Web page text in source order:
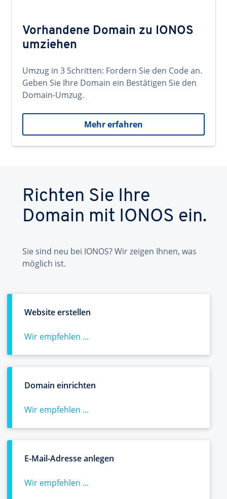
Vorhandene Domain zu IONOS
umziehen
Umzug in 3 Schritten: Fordern Sie den Code an.
Geben Sie Ihre Domain ein Bestätigen Sie den
Domain-Umzug.
Mehr erfahren
Richten Sie Ihre
Domain mit IONOS ein.
Sie sind neu bei IONOS? Wir zeigen Ihnen, was
möglich ist.
Website erstellen
Wir empfehlen ...
Domain einrichten
Wir empfehlen ...
E-Mail-Adresse anlegen
Wir empfehlen ...